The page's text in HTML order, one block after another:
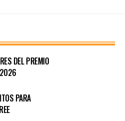
DEL PREMIO
2026
PARA